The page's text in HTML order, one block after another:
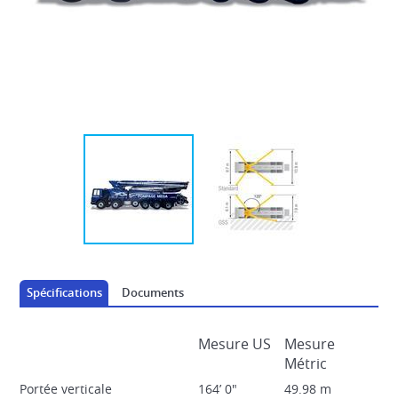
Spécifications Documents
Mesure US
Mesure
Métric
Portée verticale 164’ 0"
49.98 m